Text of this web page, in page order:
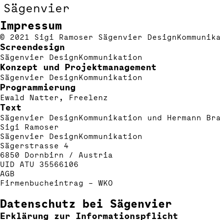
Sägenvier
Impressum
© 2021 Sigi Ramoser Sägenvier
Screendesign
Sägenvier DesignKommunikation
Konzept und Projektmanagement
Sägenvier DesignKommunikation
Programmierung
Ewald Natter, Freelenz
Text
Sägenvier DesignKommunikation und Hermann
Sigi Ramoser
Sägenvier DesignKommunikation
Sägerstrasse 4
6850 Dornbirn / Austria
UID ATU 35566106
AGB
Firmenbucheintrag – WKO
Datenschutz bei Sägenvier
Erklärung zur Informationspflicht